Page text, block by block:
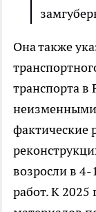
Она также
транспорта в
неизменными
фактические
возросли в 4-
работ. К 2025